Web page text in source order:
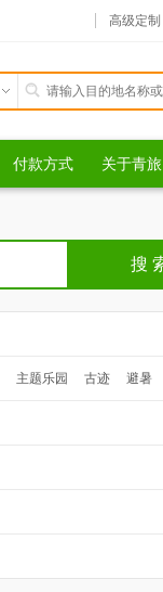
高级定制
付款方式 关于青旅
主题乐园 古迹 避暑